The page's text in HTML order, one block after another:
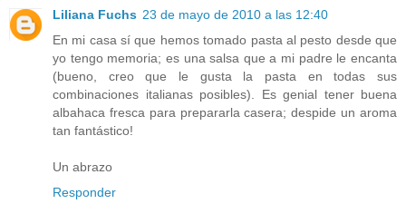
Liliana Fuchs 23 de mayo de 2010 a las 12:40
En mi casa sí que hemos tomado pasta al pesto desde que
yo tengo memoria; es una salsa que a mi padre le encanta
(bueno, creo que le gusta la pasta en todas sus
combinaciones italianas posibles). Es genial tener buena
albahaca fresca para prepararla casera; despide un aroma
tan fantástico!
Un abrazo
Responder